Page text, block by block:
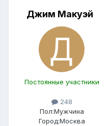
Джим Макуэй
Постоянные участники
248
Пол:Мужчина
Город:Москва